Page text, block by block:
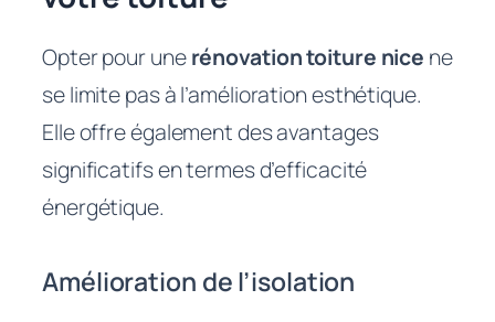
Opter pour unerénovation toiture nice ne
se limite pas à l’amélioration esthétique.
Elle offre également des avantages
significatifs en termes d’efficacité
énergétique.
Amélioration de l’isolation